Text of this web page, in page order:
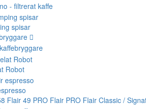
- filtrerat kaffe
spisar
Robot
Flair 49 PRO Flair PRO Flair Classic /